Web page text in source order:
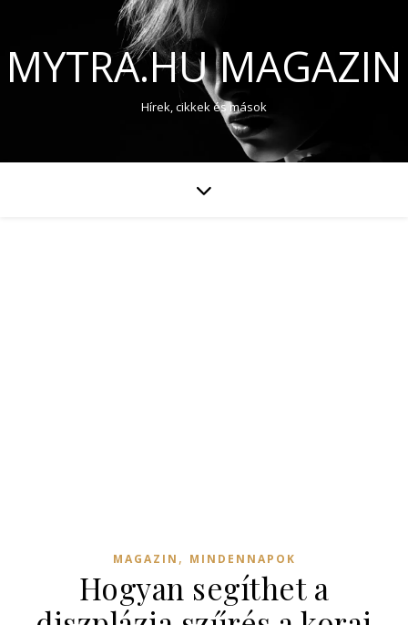
MYTRA.HU MAGAZIN
Hírek, cikkek és mások
MAGAZIN , MINDENNAPOK
Hogyan segíthet a